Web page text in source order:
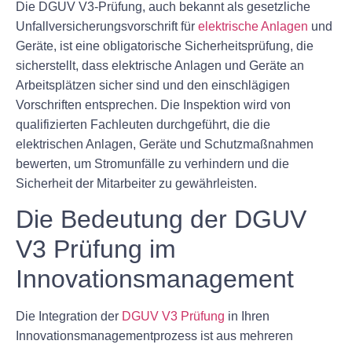
Die DGUV V3-Prüfung, auch bekannt als gesetzliche
Unfallversicherungsvorschrift für elektrische Anlagen und
Geräte, ist eine obligatorische Sicherheitsprüfung, die
sicherstellt, dass elektrische Anlagen und Geräte an
Arbeitsplätzen sicher sind und den einschlägigen
Vorschriften entsprechen. Die Inspektion wird von
qualifizierten Fachleuten durchgeführt, die die
elektrischen Anlagen, Geräte und Schutzmaßnahmen
bewerten, um Stromunfälle zu verhindern und die
Sicherheit der Mitarbeiter zu gewährleisten.
Die Bedeutung der DGUV
V3 Prüfung im
Innovationsmanagement
Die Integration der DGUV V3 Prüfung in Ihren
Innovationsmanagementprozess ist aus mehreren